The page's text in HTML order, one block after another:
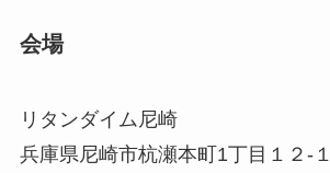
会場
リタンダイム尼崎
兵庫県尼崎市杭瀬本町1丁目１２-１